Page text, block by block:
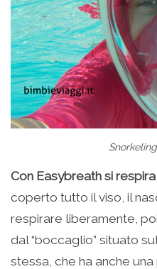
Con Easybreath si
coperto tutto il viso, il
respirare liberamente,
dal “boccaglio” situato
stessa, che ha anche